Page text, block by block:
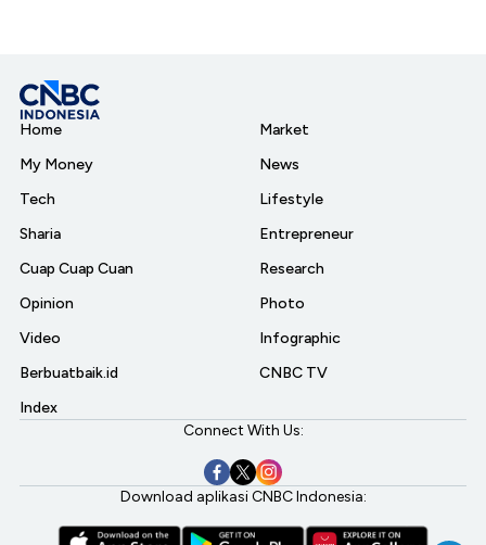
Home
My Money
Tech
Sharia
Cuap Cuap Cuan
Opinion
Video
Berbuatbaik.id
Index
Market
News
Lifestyle
Entrepreneur
Research
Photo
Infographic
CNBC TV
Connect With Us:
Download aplikasi CNBC Indonesia: